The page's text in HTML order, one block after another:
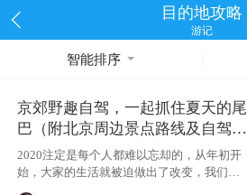
目的地攻略
游记
智能排序
京郊野趣自驾，一起抓住夏天的尾
巴（附北京周边景点路线及自驾攻
略）
2020注定是每个人都难以忘却的，从年初开
始，大家的生活就被迫做出了改变，我们也
不例外。本来双双辞职是为